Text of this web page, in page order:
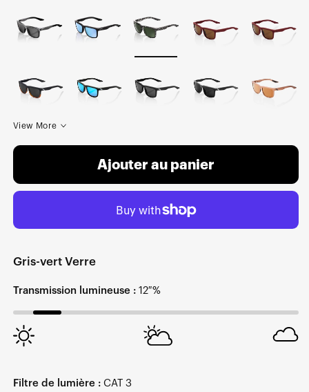
View More
Ajouter au panier
Gris-vert Verre
Transmission lumineuse : 12 %
Filtre de lumière : CAT 3